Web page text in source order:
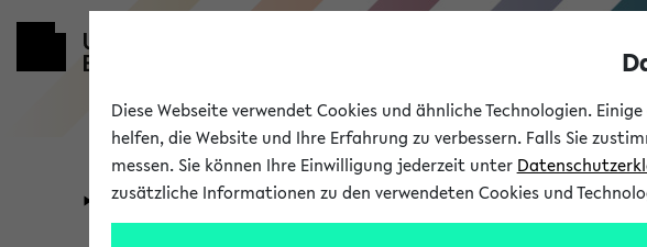
Universität Forschung Studium
Diese Webseite verwendet Cookies und ähnliche Technologien.
helfen, die Website und Ihre Erfahrung zu verbessern. Falls Sie
messen. Sie können Ihre Einwilligung jederzeit unter
zusätzliche Informationen zu den verwendeten Cookies und